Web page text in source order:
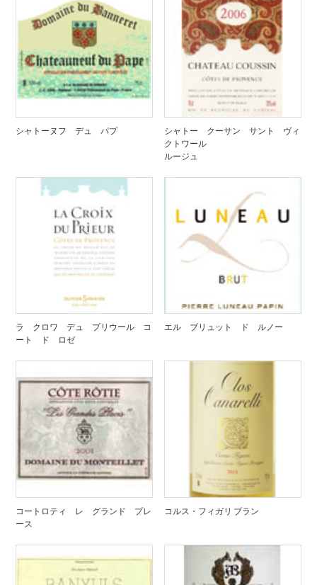
シャトーヌフ デュ パプ
シャトー クーサン サント ヴィ
クトワール
ルージュ
ラ クロワ デュ プリウール コ
ート ド ロゼ
エル ブリュット ド ルノー
コートロティ レ グランド プレ
ース
コルス・フィガリ ブラン